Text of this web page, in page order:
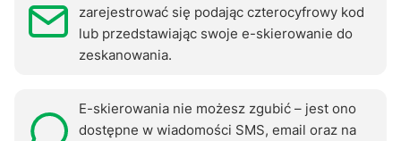
zarejestrować się podając czterocyfrowy kod
lub przedstawiając swoje e-skierowanie do
zeskanowania.
E-skierowania nie możesz zgubić – jest ono
dostępne w wiadomości SMS, email oraz na